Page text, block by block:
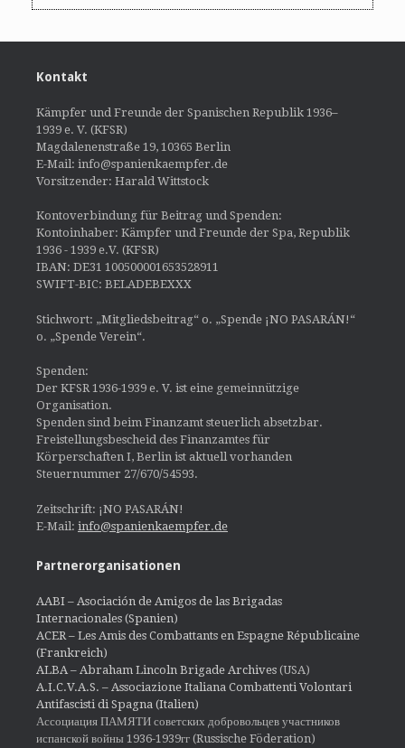
Kontakt
Kämpfer und Freunde der Spanischen Republik 1936–
1939 e. V. (KFSR)
Magdalenenstraße 19, 10365 Berlin
E-Mail: info@spanienkaempfer.de
Vorsitzender: Harald Wittstock
Kontoverbindung für Beitrag und Spenden:
Kontoinhaber: Kämpfer und Freunde der Spa, Republik
1936 - 1939 e.V. (KFSR)
IBAN: DE31 100500001653528911
SWIFT-BIC: BELADEBEXXX
Stichwort: „Mitgliedsbeitrag“ o. „Spende ¡NO PASARÁN!“
o. „Spende Verein“.
Spenden:
Der KFSR 1936-1939 e. V. ist eine gemeinnützige
Organisation.
Spenden sind beim Finanzamt steuerlich absetzbar.
Freistellungsbescheid des Finanzamtes für
Körperschaften I, Berlin ist aktuell vorhanden
Steuernummer 27/670/54593.
Zeitschrift: ¡NO PASARÁN!
E-Mail: info@spanienkaempfer.de
Partnerorganisationen
AABI – Asociación de Amigos de las Brigadas
Internacionales (Spanien)
ACER – Les Amis des Combattants en Espagne Républicaine
(Frankreich)
ALBA – Abraham Lincoln Brigade Archives (USA)
A.I.C.V.A.S. – Associazione Italiana Combattenti Volontari
Antifascisti di Spagna (Italien)
Ассоциация ПАМЯТИ советских добровольцев участников
испанской войны 1936-1939гг (Russische Föderation)